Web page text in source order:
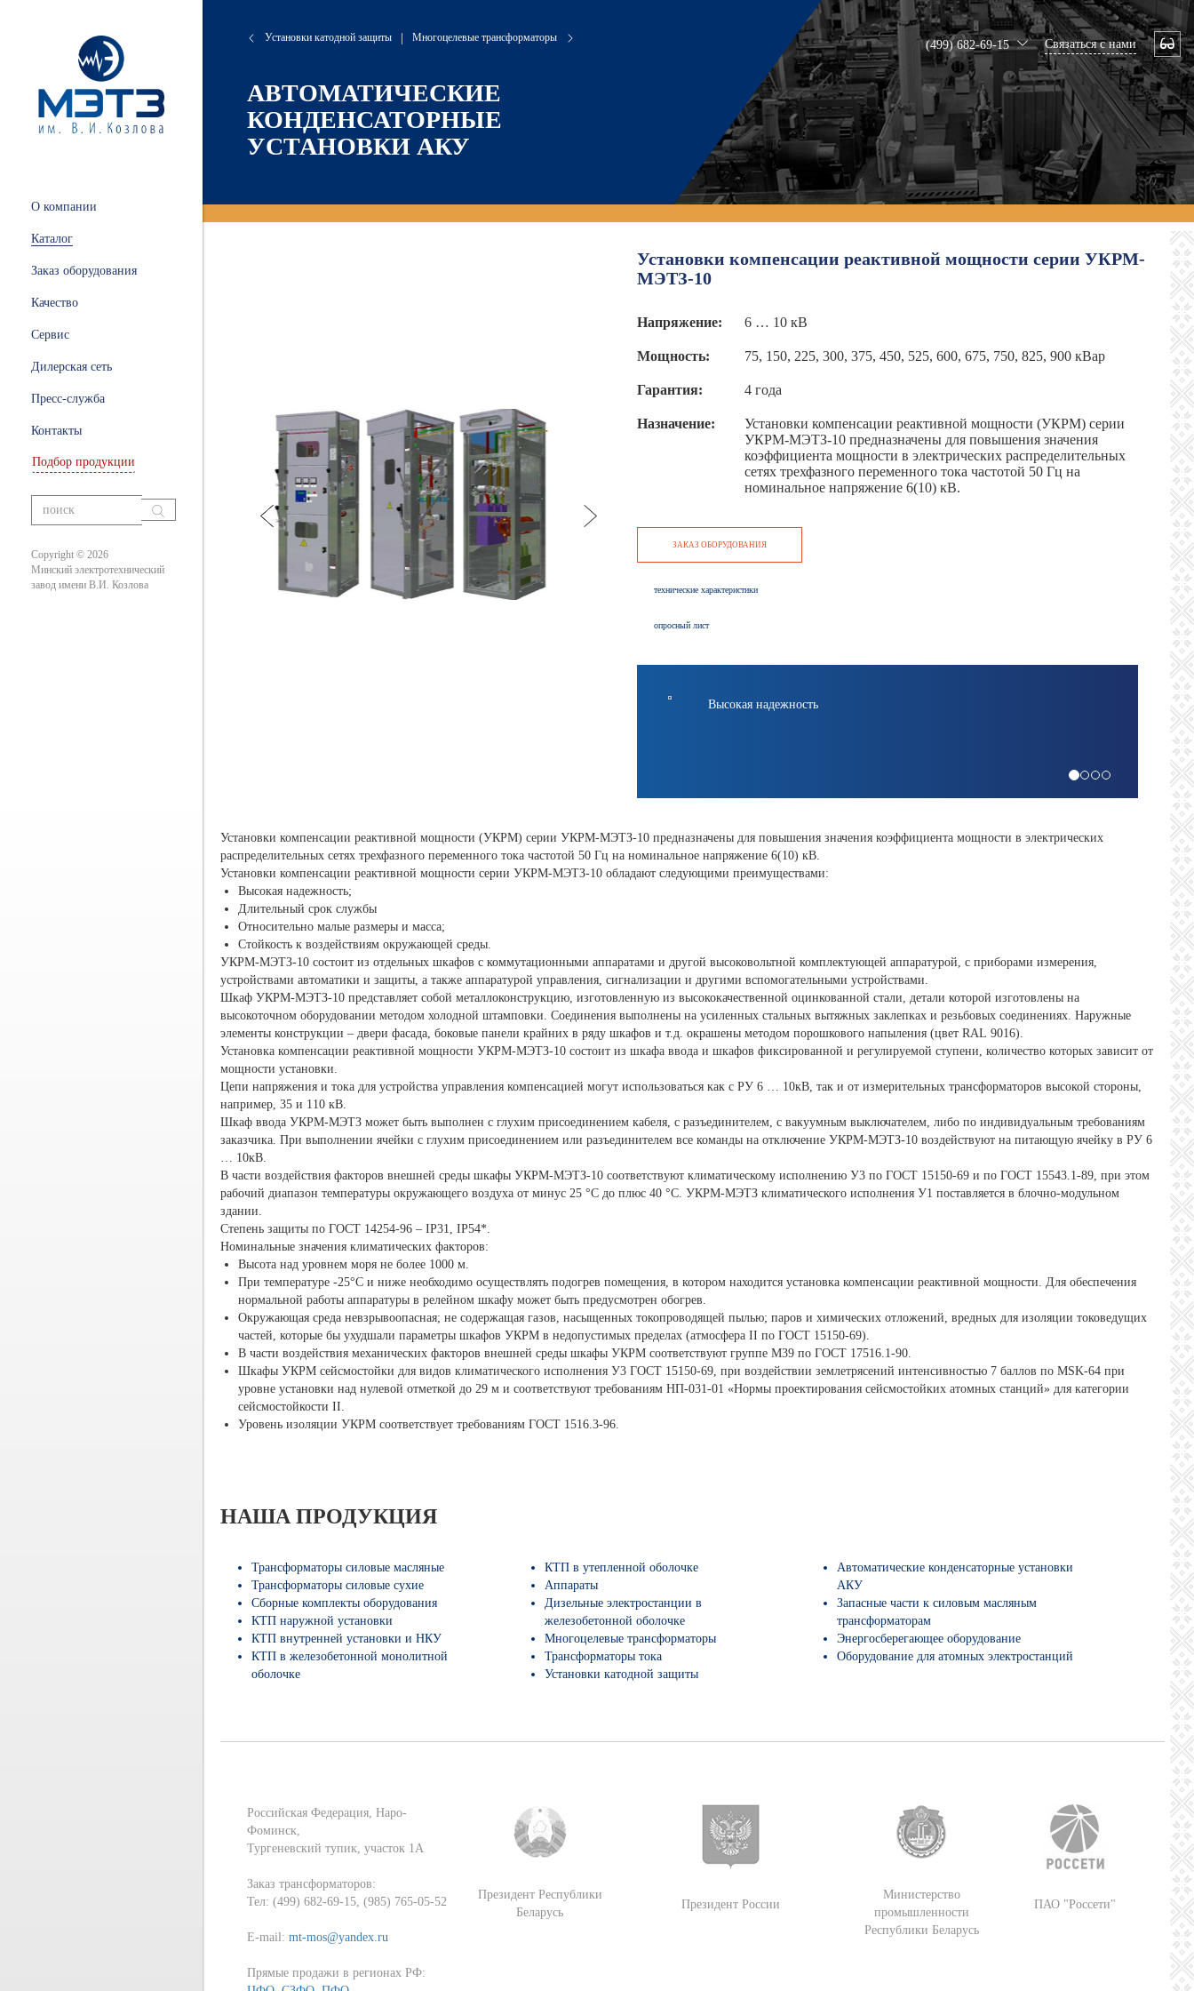
О компании
Каталог
Заказ оборудования
Качество
Сервис
Дилерская сеть
Пресс-служба
Контакты
Подбор продукции
Copyright © 2026
Минский электротехнический
завод имени В.И. Козлова
Установки катодной защиты Многоцелевые трансформаторы
АВТОМАТИЧЕСКИЕ
КОНДЕНСАТОРНЫЕ
УСТАНОВКИ АКУ
(499) 682-69-15 Связаться с нами
Установки компенсации реактивной мощности серии УКРМ-
МЭТЗ-10
Напряжение: 6 … 10 кВ
Мощность: 75, 150, 225, 300, 375, 450, 525, 600, 675, 750, 825, 900 кВар
Гарантия: 4 года
Назначение:
Установки компенсации реактивной мощности (УКРМ) серии
УКРМ-МЭТЗ-10 предназначены для повышения значения
коэффициента мощности в электрических распределительных
сетях трехфазного переменного тока частотой 50 Гц на
номинальное напряжение 6(10) кВ.
ЗАКАЗ ОБОРУДОВАНИЯ
технические характеристики
опросный лист
Высокая надежность
Установки компенсации реактивной мощности (УКРМ) серии УКРМ-МЭТЗ-10 предназначены для повышения значения коэффициента мощности в электрических
распределительных сетях трехфазного переменного тока частотой 50 Гц на номинальное напряжение 6(10) кВ.
Установки компенсации реактивной мощности серии УКРМ-МЭТЗ-10 обладают следующими преимуществами:
Высокая надежность;
Длительный срок службы
Относительно малые размеры и масса;
Стойкость к воздействиям окружающей среды.
УКРМ-МЭТЗ-10 состоит из отдельных шкафов с коммутационными аппаратами и другой высоковольтной комплектующей аппаратурой, с приборами измерения,
устройствами автоматики и защиты, а также аппаратурой управления, сигнализации и другими вспомогательными устройствами.
Шкаф УКРМ-МЭТЗ-10 представляет собой металлоконструкцию, изготовленную из высококачественной оцинкованной стали, детали которой изготовлены на
высокоточном оборудовании методом холодной штамповки. Соединения выполнены на усиленных стальных вытяжных заклепках и резьбовых соединениях. Наружные
элементы конструкции – двери фасада, боковые панели крайних в ряду шкафов и т.д. окрашены методом порошкового напыления (цвет RAL 9016).
Установка компенсации реактивной мощности УКРМ-МЭТЗ-10 состоит из шкафа ввода и шкафов фиксированной и регулируемой ступени, количество которых зависит от
мощности установки.
Цепи напряжения и тока для устройства управления компенсацией могут использоваться как с РУ 6 … 10кВ, так и от измерительных трансформаторов высокой стороны,
например, 35 и 110 кВ.
Шкаф ввода УКРМ-МЭТЗ может быть выполнен с глухим присоединением кабеля, с разъединителем, с вакуумным выключателем, либо по индивидуальным требованиям
заказчика. При выполнении ячейки с глухим присоединением или разъединителем все команды на отключение УКРМ-МЭТЗ-10 воздействуют на питающую ячейку в РУ 6
… 10кВ.
В части воздействия факторов внешней среды шкафы УКРМ-МЭТЗ-10 соответствуют климатическому исполнению У3 по ГОСТ 15150-69 и по ГОСТ 15543.1-89, при этом
рабочий диапазон температуры окружающего воздуха от минус 25 °С до плюс 40 °С. УКРМ-МЭТЗ климатического исполнения У1 поставляется в блочно-модульном
здании.
Степень защиты по ГОСТ 14254-96 – IP31, IP54*.
Номинальные значения климатических факторов:
Высота над уровнем моря не более 1000 м.
При температуре -25°С и ниже необходимо осуществлять подогрев помещения, в котором находится установка компенсации реактивной мощности. Для обеспечения
нормальной работы аппаратуры в релейном шкафу может быть предусмотрен обогрев.
Окружающая среда невзрывоопасная; не содержащая газов, насыщенных токопроводящей пылью; паров и химических отложений, вредных для изоляции токоведущих
частей, которые бы ухудшали параметры шкафов УКРМ в недопустимых пределах (атмосфера II по ГОСТ 15150-69).
В части воздействия механических факторов внешней среды шкафы УКРМ соответствуют группе М39 по ГОСТ 17516.1-90.
Шкафы УКРМ сейсмостойки для видов климатического исполнения У3 ГОСТ 15150-69, при воздействии землетрясений интенсивностью 7 баллов по MSK-64 при
уровне установки над нулевой отметкой до 29 м и соответствуют требованиям НП-031-01 «Нормы проектирования сейсмостойких атомных станций» для категории
сейсмостойкости II.
Уровень изоляции УКРМ соответствует требованиям ГОСТ 1516.3-96.
НАША ПРОДУКЦИЯ
Трансформаторы силовые масляные
Трансформаторы силовые сухие
Сборные комплекты оборудования
КТП наружной установки
КТП внутренней установки и НКУ
КТП в железобетонной монолитной
оболочке
КТП в утепленной оболочке
Аппараты
Дизельные электростанции в
железобетонной оболочке
Многоцелевые трансформаторы
Трансформаторы тока
Установки катодной защиты
Автоматические конденсаторные установки
АКУ
Запасные части к силовым масляным
трансформаторам
Энергосберегающее оборудование
Оборудование для атомных электростанций
Российская Федерация, Наро-
Фоминск,
Тургеневский тупик, участок 1А
Заказ трансформаторов:
Тел: (499) 682-69-15, (985) 765-05-52
E-mail:mt-mos@yandex.ru
Прямые продажи в регионах РФ:
Президент Республики
Беларусь
Президент России
Министерство
промышленности
Республики Беларусь
ПАО "Россети"